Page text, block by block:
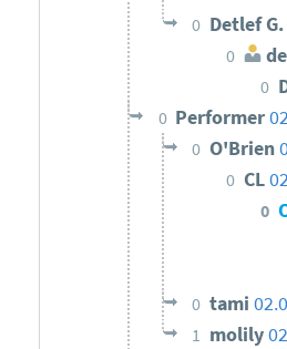
0 Detlef
0
0
0 Performer
0 O'Brien
0 CL
0
0 tami
1 molily